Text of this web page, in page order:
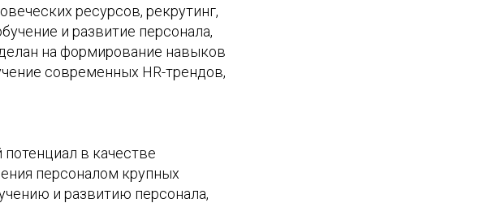
ресурсов, рекрутинг,
и развитие персонала,
на формирование навыков
современных HR-трендов,
в качестве
персоналом крупных
и развитию персонала,